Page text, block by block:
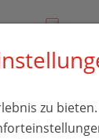
Service
zu